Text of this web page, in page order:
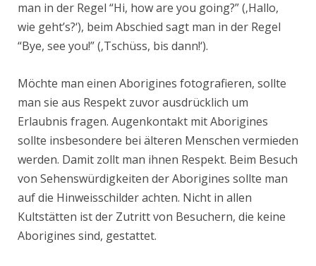
man in der Regel “Hi, how are you going?” (‚Hallo,
wie geht’s?‘), beim Abschied sagt man in der Regel
“Bye, see you!” (‚Tschüss, bis dann!‘).
Möchte man einen Aborigines fotografieren, sollte
man sie aus Respekt zuvor ausdrücklich um
Erlaubnis fragen. Augenkontakt mit Aborigines
sollte insbesondere bei älteren Menschen vermieden
werden. Damit zollt man ihnen Respekt. Beim Besuch
von Sehenswürdigkeiten der Aborigines sollte man
auf die Hinweisschilder achten. Nicht in allen
Kultstätten ist der Zutritt von Besuchern, die keine
Aborigines sind, gestattet.